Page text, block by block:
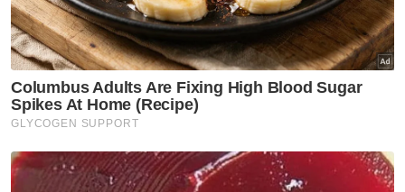
Covid-19
KKM pantau peningkatan kes
Covid-19 di Singapura
Kes Covid-19 di Pulau Pinang
menurun